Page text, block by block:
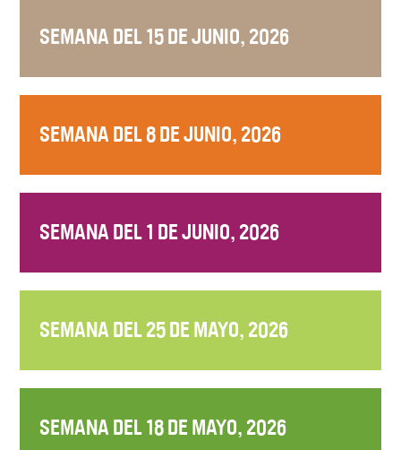
SEMANA DEL 15 DE JUNIO, 2026
SEMANA DEL 8 DE JUNIO, 2026
SEMANA DEL 1 DE JUNIO, 2026
SEMANA DEL 25 DE MAYO, 2026
SEMANA DEL 18 DE MAYO, 2026